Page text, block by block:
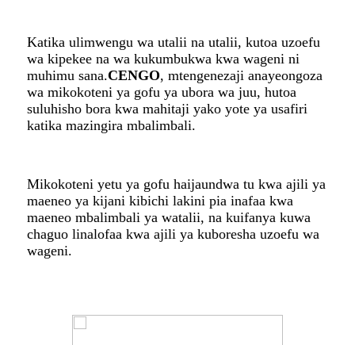
Katika ulimwengu wa utalii na utalii, kutoa uzoefu
wa kipekee na wa kukumbukwa kwa wageni ni
muhimu sana.CENGO, mtengenezaji anayeongoza
wa mikokoteni ya gofu ya ubora wa juu, hutoa
suluhisho bora kwa mahitaji yako yote ya usafiri
katika mazingira mbalimbali.
Mikokoteni yetu ya gofu haijaundwa tu kwa ajili ya
maeneo ya kijani kibichi lakini pia inafaa kwa
maeneo mbalimbali ya watalii, na kuifanya kuwa
chaguo linalofaa kwa ajili ya kuboresha uzoefu wa
wageni.